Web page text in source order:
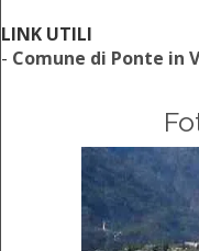
LINK UTILI
- Comune di Ponte in